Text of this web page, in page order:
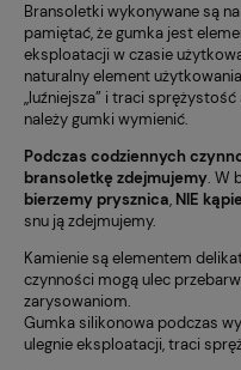
Bransoletki wykonywane są
pamiętać, że gumka jest
eksploatacji w czasie
naturalny element
„luźniejsza” i traci
należy gumki wymienić.
Podczas codziennych
bransoletkę zdejmujemy. W
bierzemy prysznica, NIE
snu ją zdejmujemy.
Kamienie są elementem
czynności mogą ulec
zarysowaniom.
Gumka silikonowa podczas
ulegnie eksploatacji, traci